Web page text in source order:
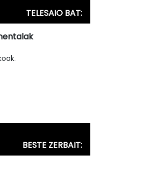
TELESAIO BAT:
BESTE ZERBAIT: